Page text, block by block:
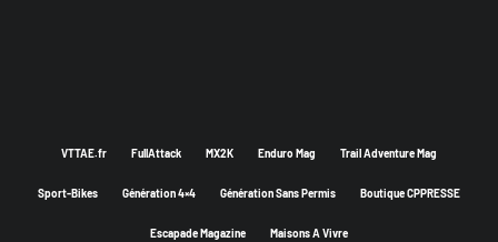
VTTAE.fr FullAttack MX2K Enduro Mag Trail Adventure Mag
Sport-Bikes Génération 4×4 Génération Sans Permis Boutique CPPRESSE
Escapade Magazine Maisons A Vivre